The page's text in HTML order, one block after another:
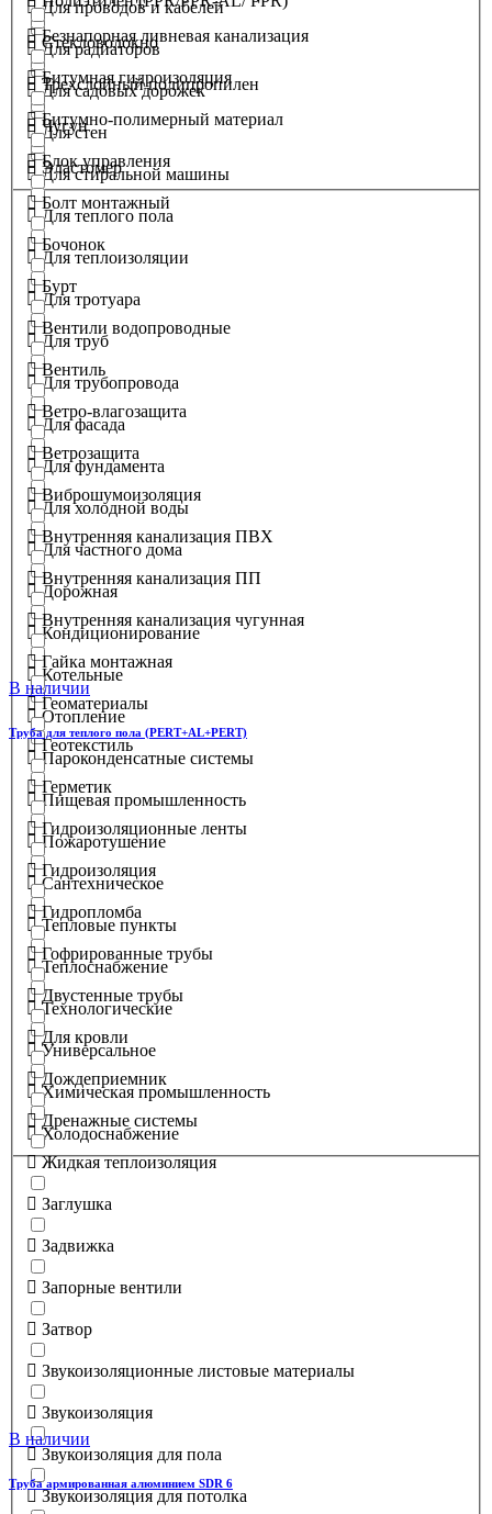
Для проводов и кабелей
Для радиаторов
Для садовых дорожек
Для стен
Для стиральной машины
Для теплого пола
Для теплоизоляции
Для тротуара
Для труб
Для трубопровода
Для фасада
Для фундамента
Для холодной воды
Для частного дома
Дорожная
Кондиционирование
Котельные
Отопление
Пароконденсатные системы
Пищевая промышленность
Пожаротушение
Сантехническое
Тепловые пункты
Теплоснабжение
Технологические
Универсальное
Химическая промышленность
Холодоснабжение
Стекловолокно
Трехслойный полипропилен
Чугун
Эластомер
Безнапорная ливневая канализация
Битумная гидроизоляция
Битумно-полимерный материал
Блок управления
Болт монтажный
Бочонок
Бурт
Вентили водопроводные
Вентиль
Ветро-влагозащита
Ветрозащита
Виброшумоизоляция
Внутренняя канализация ПВХ
Внутренняя канализация ПП
Внутренняя канализация чугунная
Гайка монтажная
Геоматериалы
Геотекстиль
Герметик
Гидроизоляционные ленты
Гидроизоляция
Гидропломба
Гофрированные трубы
Двустенные трубы
Для кровли
Дождеприемник
Дренажные системы
Жидкая теплоизоляция
Заглушка
Задвижка
Запорные вентили
Затвор
Звукоизоляционные листовые материалы
Звукоизоляция
Звукоизоляция для пола
Звукоизоляция для потолка
В наличии
Труба для теплого пола (PERT+AL+PERT)
В наличии
Труба армированная алюминием SDR 6